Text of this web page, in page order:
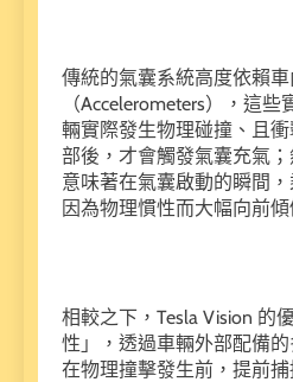
傳統的氣囊系統高度依賴
（Accelerometers），這
輛實際發生物理碰撞、且
部後，才會觸發氣囊充氣
意味著在氣囊啟動的瞬間
因為物理慣性而大幅向前傾
相較之下，Tesla Vision 的
性」，透過車輛外部配備
在物理撞擊發生前，提前